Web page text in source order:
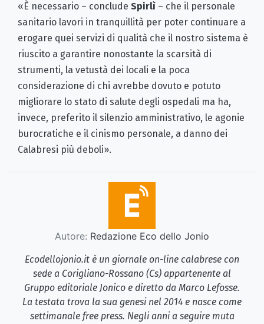
«È necessario – conclude Spirlì – che il personale
sanitario lavori in tranquillità per poter continuare a
erogare quei servizi di qualità che il nostro sistema è
riuscito a garantire nonostante la scarsità di
strumenti, la vetustà dei locali e la poca
considerazione di chi avrebbe dovuto e potuto
migliorare lo stato di salute degli ospedali ma ha,
invece, preferito il silenzio amministrativo, le agonie
burocratiche e il cinismo personale, a danno dei
Calabresi più deboli».
Autore: Redazione Eco dello Jonio
Ecodellojonio.it è un giornale on-line calabrese con
sede a Corigliano-Rossano (Cs) appartenente al
Gruppo editoriale Jonico e diretto da Marco Lefosse.
La testata trova la sua genesi nel 2014 e nasce come
settimanale free press. Negli anni a seguire muta